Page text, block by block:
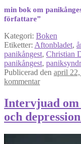
min bok om
författare”
Kategori: Boken
Etiketter: Aftonbladet,
panikångest, Christian
panikångest,
Publicerad den april
kommentar
Intervjuad om
och